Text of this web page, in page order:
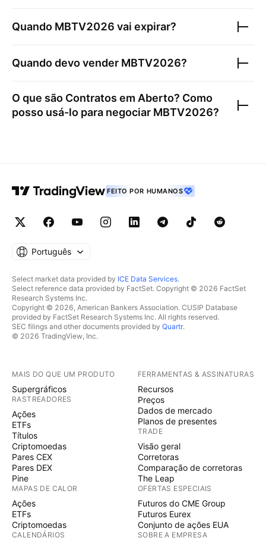
Quando MBTV2026 vai expirar?
Quando devo vender MBTV2026?
O que são Contratos em Aberto? Como
posso usá-lo para negociar MBTV2026?
FEITO POR HUMANOS
Português
Select market data provided by ICE Data Services.
Select reference data provided by FactSet. Copyright © 2026 FactSet
Research Systems Inc.
Copyright © 2026, American Bankers Association. CUSIP Database
provided by FactSet Research Systems Inc. All rights reserved.
SEC filings and other documents provided by Quartr.
© 2026 TradingView, Inc.
MAIS DO QUE UM PRODUTO
Supergráficos
RASTREADORES
Ações
ETFs
Títulos
Criptomoedas
Pares CEX
Pares DEX
Pine
MAPAS DE CALOR
Ações
ETFs
Criptomoedas
CALENDÁRIOS
FERRAMENTAS & ASSINATURAS
Recursos
Preços
Dados de mercado
Planos de presentes
TRADE
Visão geral
Corretoras
Comparação de corretoras
The Leap
OFERTAS ESPECIAIS
Futuros do CME Group
Futuros Eurex
Conjunto de ações EUA
SOBRE A EMPRESA